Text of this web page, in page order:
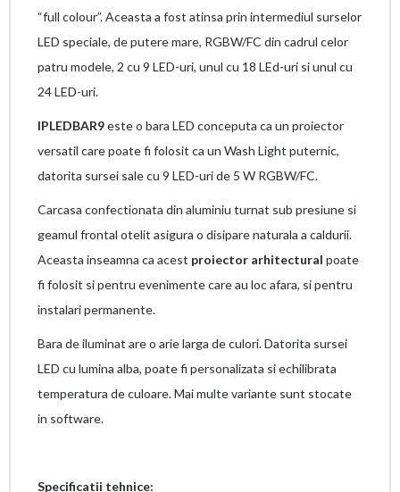
“full colour”. Aceasta a fost atinsa prin intermediul surselor
LED speciale, de putere mare, RGBW/FC din cadrul celor
patru modele, 2 cu 9 LED-uri, unul cu 18 LEd-uri si unul cu
24 LED-uri.
IPLEDBAR9este o bara LED conceputa ca un proiector
versatil care poate fi folosit ca un Wash Light puternic,
datorita sursei sale cu 9 LED-uri de 5 W RGBW/FC.
Carcasa confectionata din aluminiu turnat sub presiune si
geamul frontal otelit asigura o disipare naturala a caldurii.
Aceasta inseamna ca acest proiector arhitectural poate
fi folosit si pentru evenimente care au loc afara, si pentru
instalari permanente.
Bara de iluminat are o arie larga de culori. Datorita sursei
LED cu lumina alba, poate fi personalizata si echilibrata
temperatura de culoare. Mai multe variante sunt stocate
in software.
Specificatii tehnice: